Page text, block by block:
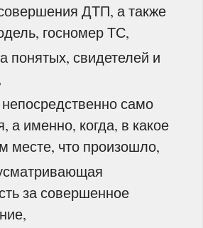
ДТП, а также
госномер ТС,
понятых, свидетелей и
само
а именно, когда, в какое
месте, что произошло,
за совершенное